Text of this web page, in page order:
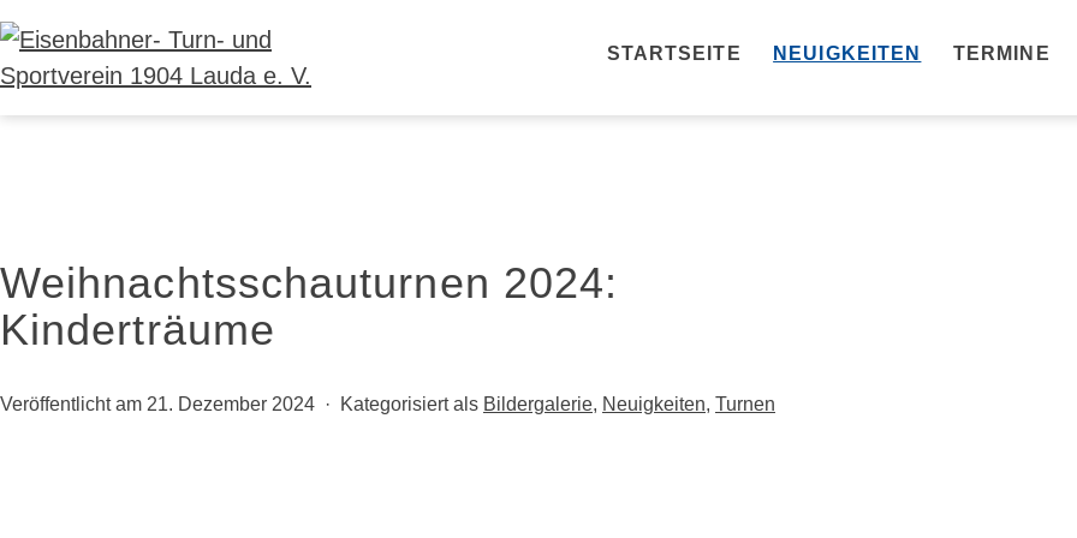
Zum
Inhalt
springen
Eisenbahner-
Lauda
e.
STARTSEITE NEUIGKEITEN TERMINE
Weihnachtsschauturnen 2024:
Kinderträume
Veröffentlicht am 21. Dezember 2024 Kategorisiert als Bildergalerie, Neuigkeiten, Turnen